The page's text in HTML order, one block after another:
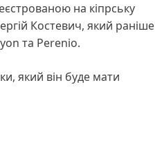
на кіпрську
Костевич, який раніше
та Perenio.
який він буде мати